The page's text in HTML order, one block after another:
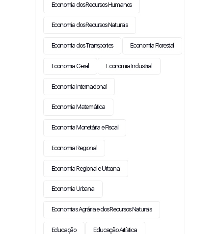
Economia dos Recursos Humanos
Economia dos Recursos Naturais
Economia dos Transportes Economia Florestal
Economia Geral Economia Industrial
Economia Internacional
Economia Matemática
Economia Monetária e Fiscal
Economia Regional
Economia Regional e Urbana
Economia Urbana
Economias Agrária e dos Recursos Naturais
Educação Educação Artística